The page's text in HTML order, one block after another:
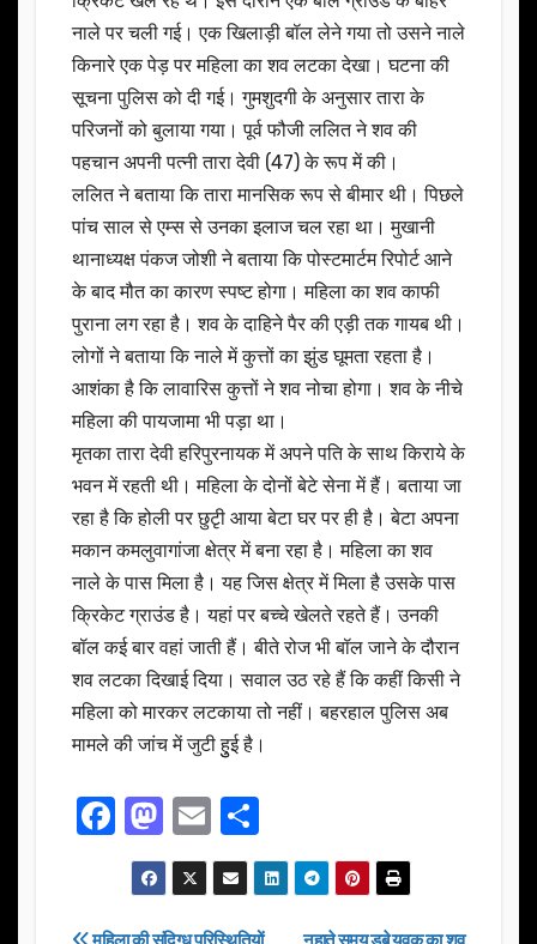
नाले पर चली गई। एक खिलाड़ी बॉल लेने गया तो उसने नाले
किनारे एक पेड़ पर महिला का शव लटका देखा। घटना की
सूचना पुलिस को दी गई। गुमशुदगी के अनुसार तारा के
परिजनों को बुलाया गया। पूर्व फौजी ललित ने शव की
पहचान अपनी पत्नी तारा देवी (47) के रूप में की।
ललित ने बताया कि तारा मानसिक रूप से बीमार थी। पिछले
पांच साल से एम्स से उनका इलाज चल रहा था। मुखानी
थानाध्यक्ष पंकज जोशी ने बताया कि पोस्टमार्टम रिपोर्ट आने
के बाद मौत का कारण स्पष्ट होगा। महिला का शव काफी
पुराना लग रहा है। शव के दाहिने पैर की एड़ी तक गायब थी।
लोगों ने बताया कि नाले में कुत्तों का झुंड घूमता रहता है।
आशंका है कि लावारिस कुत्तों ने शव नोचा होगा। शव के नीचे
महिला की पायजामा भी पड़ा था।
मृतका तारा देवी हरिपुरनायक में अपने पति के साथ किराये के
भवन में रहती थी। महिला के दोनों बेटे सेना में हैं। बताया जा
रहा है कि होली पर छुटृी आया बेटा घर पर ही है। बेटा अपना
मकान कमलुवागांजा क्षेत्र में बना रहा है। महिला का शव
नाले के पास मिला है। यह जिस क्षेत्र में मिला है उसके पास
क्रिकेट ग्राउंड है। यहां पर बच्चे खेलते रहते हैं। उनकी
बॉल कई बार वहां जाती हैं। बीते रोज भी बॉल जाने के दौरान
शव लटका दिखाई दिया। सवाल उठ रहे हैं कि कहीं किसी ने
महिला को मारकर लटकाया तो नहीं। बहरहाल पुलिस अब
मामले की जांच में जुटी हुुई है।
F
a
c
e
M
a
st
o
E
m
ail
h
ar
e